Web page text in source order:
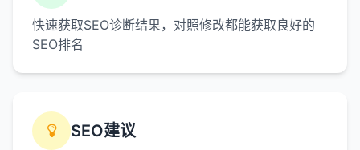
快速获取SEO诊断结果，对照修改都能获取良好的
SEO排名
SEO建议